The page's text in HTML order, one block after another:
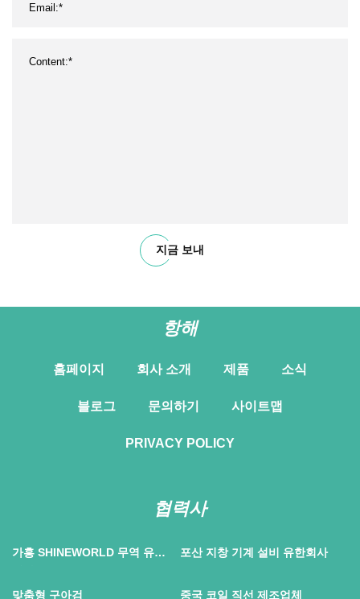
지금 보내
항해
홈페이지 회사 소개 제품 소식
블로그 문의하기 사이트맵
PRIVACY POLICY
협력사
가흥 SHINEWORLD 무역 유한
포산 지창 기계 설비 유한회사
맞춤형 구아검 중국 코일 직선 제조업체